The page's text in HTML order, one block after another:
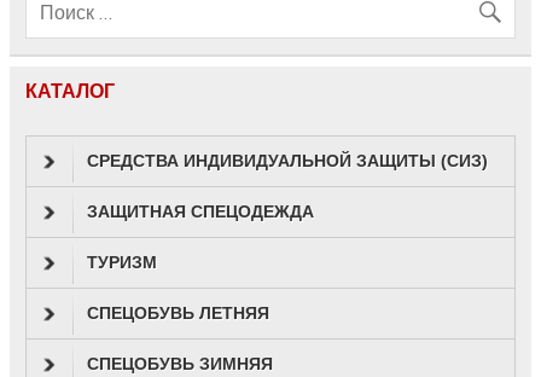
КАТАЛОГ
СРЕДСТВА ИНДИВИДУАЛЬНОЙ ЗАЩИТЫ (СИЗ)
ЗАЩИТНАЯ СПЕЦОДЕЖДА
ТУРИЗМ
СПЕЦОБУВЬ ЛЕТНЯЯ
СПЕЦОБУВЬ ЗИМНЯЯ